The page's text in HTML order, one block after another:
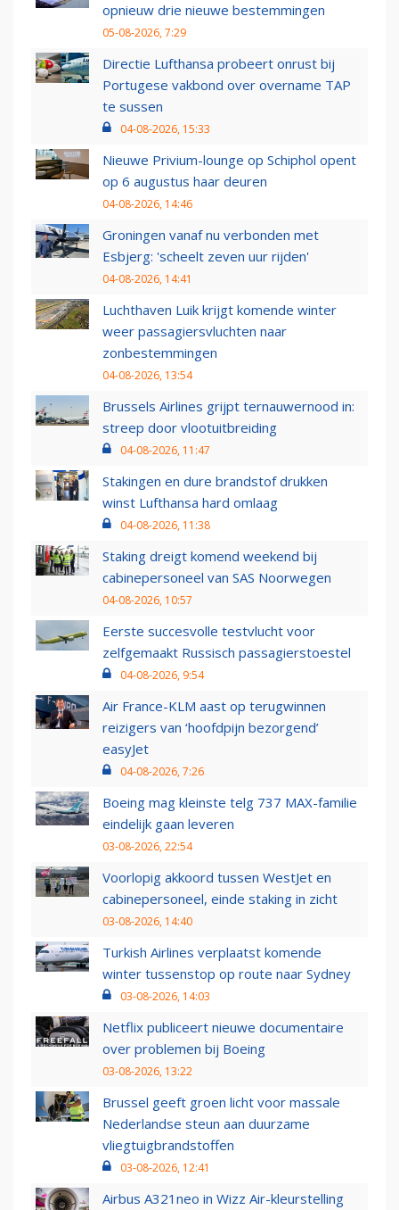
opnieuw drie nieuwe bestemmingen
05-08-2026, 7:29
Directie Lufthansa probeert onrust bij
Portugese vakbond over overname TAP
te sussen
04-08-2026, 15:33
Nieuwe Privium-lounge op Schiphol opent
op 6 augustus haar deuren
04-08-2026, 14:46
Groningen vanaf nu verbonden met
Esbjerg: 'scheelt zeven uur rijden'
04-08-2026, 14:41
Luchthaven Luik krijgt komende winter
weer passagiersvluchten naar
zonbestemmingen
04-08-2026, 13:54
Brussels Airlines grijpt ternauwernood in:
streep door vlootuitbreiding
04-08-2026, 11:47
Stakingen en dure brandstof drukken
winst Lufthansa hard omlaag
04-08-2026, 11:38
Staking dreigt komend weekend bij
cabinepersoneel van SAS Noorwegen
04-08-2026, 10:57
Eerste succesvolle testvlucht voor
zelfgemaakt Russisch passagierstoestel
04-08-2026, 9:54
Air France-KLM aast op terugwinnen
reizigers van ‘hoofdpijn bezorgend’
easyJet
04-08-2026, 7:26
Boeing mag kleinste telg 737 MAX-familie
eindelijk gaan leveren
03-08-2026, 22:54
Voorlopig akkoord tussen WestJet en
cabinepersoneel, einde staking in zicht
03-08-2026, 14:40
Turkish Airlines verplaatst komende
winter tussenstop op route naar Sydney
03-08-2026, 14:03
Netflix publiceert nieuwe documentaire
over problemen bij Boeing
03-08-2026, 13:22
Brussel geeft groen licht voor massale
Nederlandse steun aan duurzame
vliegtuigbrandstoffen
03-08-2026, 12:41
Airbus A321neo in Wizz Air-kleurstelling